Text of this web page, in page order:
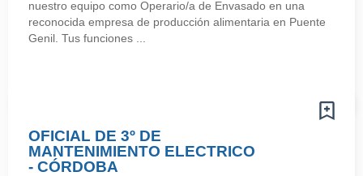
nuestro equipo como Operario/a de Envasado en una
reconocida empresa de producción alimentaria en Puente
Genil. Tus funciones ...
OFICIAL DE 3º DE
MANTENIMIENTO ELECTRICO
- CÓRDOBA